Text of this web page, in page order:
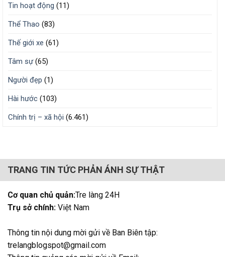
Tin hoạt động (11)
Thể Thao (83)
Thế giới xe (61)
Tâm sự(65)
Người đẹp (1)
Hài hước (103)
Chính trị – xã hội (6.461)
TRANG TIN TỨC PHẢN ÁNH SỰ THẬT
Cơ quan chủ quản:Tre làng 24H
Trụ sở chính: Việt Nam
Thông tin nội dung mời gửi về Ban Biên tập:
trelangblogspot@gmail.com